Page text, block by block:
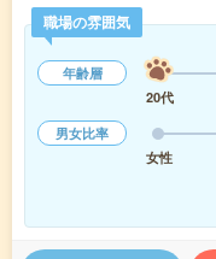
職場の雰囲気
年齢層
20代
男女比率
女性